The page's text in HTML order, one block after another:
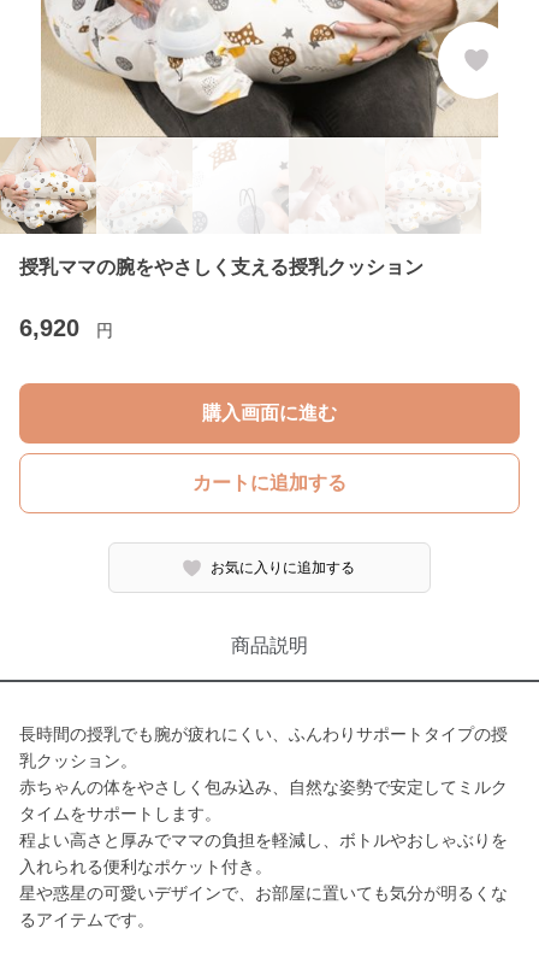
授乳ママの腕をやさしく支える授乳クッション
6,920 円
購入画面に進む
カートに追加する
お気に入りに追加する
商品説明
長時間の授乳でも腕が疲れにくい、ふんわりサポートタイプの授
乳クッション。
赤ちゃんの体をやさしく包み込み、自然な姿勢で安定してミルク
タイムをサポートします。
程よい高さと厚みでママの負担を軽減し、ボトルやおしゃぶりを
入れられる便利なポケット付き。
星や惑星の可愛いデザインで、お部屋に置いても気分が明るくな
るアイテムです。